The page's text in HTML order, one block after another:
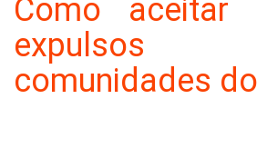
Como aceitar
comunidades